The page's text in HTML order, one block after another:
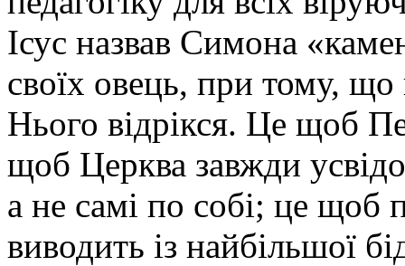
Ісус назвав Симона
своїх овець, при тому,
Нього відрікся. Це щоб
щоб Церква завжди
а не самі по собі; це щоб
виводить із найбільшої